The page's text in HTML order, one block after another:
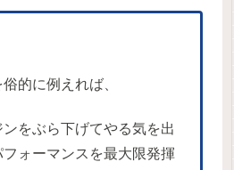
的に例えれば、
ンをぶら下げてやる気を出
ォーマンスを最大限発揮